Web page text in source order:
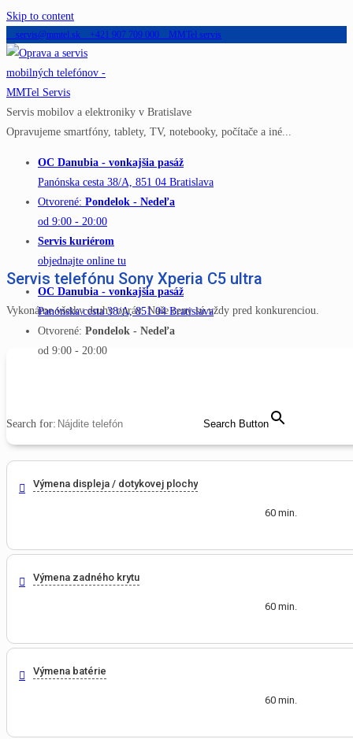
Skip to content
servis@mmtel.sk +421 907 709 000 MMTel servis
Servis mobilov a elektroniky v Bratislave
Opravujeme smartfóny, tablety, TV, notebooky, počítače a iné...
OC Danubia - vonkajšia pasáž
Panónska cesta 38/A, 851 04 Bratislava
Otvorené: Pondelok - Nedeľa
od 9:00 - 20:00
Servis kuriérom
objednajte online tu
OC Danubia - vonkajšia pasáž
Panónska cesta 38/A, 851 04 Bratislava
Otvorené: Pondelok - Nedeľa
od 9:00 - 20:00
Search for: Search Button
Servis telefónu Sony Xperia C5 ultra
Vykonáme všetky druhy opráv. Naše ceny sú vždy pred konkurenciou.
Výmena displeja / dotykovej plochy
60 min.
Výmena zadného krytu
60 min.
Výmena batérie
60 min.